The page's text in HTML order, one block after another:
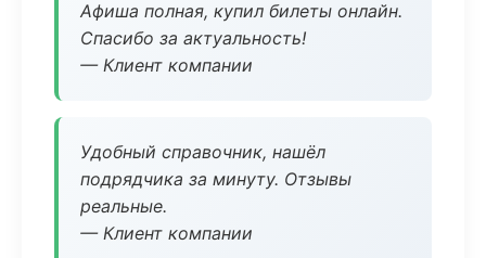
Афиша полная, купил билеты онлайн.
Спасибо за актуальность!
— Клиент компании
Удобный справочник, нашёл
подрядчика за минуту. Отзывы
реальные.
— Клиент компании